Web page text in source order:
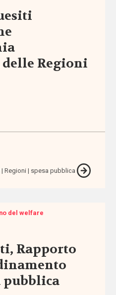
Regioni
Regioni spesa pubblica
del welfare
Rapporto